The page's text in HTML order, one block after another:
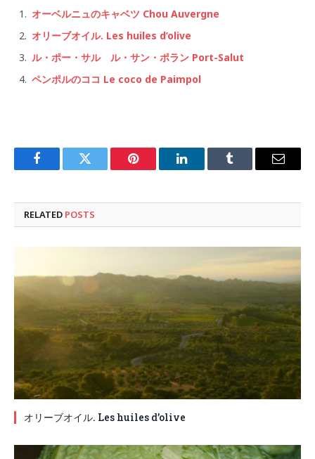
オーベルニュのキャベツ Chou Auvergne
オリーブオイル. Les huiles d’olive
ル・ポー・サル ル・サン・ポラン Port-Salut
ペンポルのココ Le coco de Paimpol
FacebookTwitter Pinterest LinkedInTumblr Email
RELATED POSTS
オリーブオイル. Les huiles d’olive